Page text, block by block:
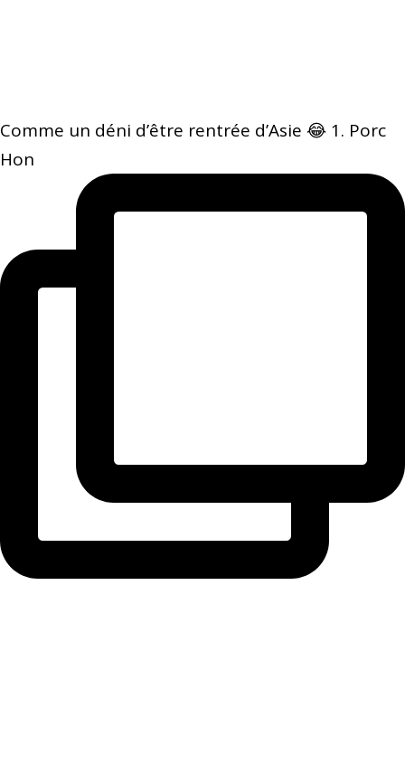
Comme un déni d’être rentrée d’Asie 😂 1. Porc
Hon